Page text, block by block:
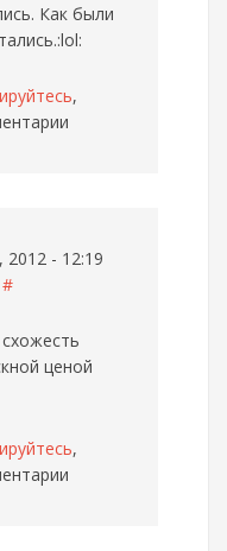
Как были
,
- 12:19
#
ценой
,